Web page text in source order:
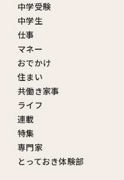
中学受験
中学生
仕事
マネー
おでかけ
住まい
共働き家事
ライフ
連載
特集
専門家
とっておき体験部